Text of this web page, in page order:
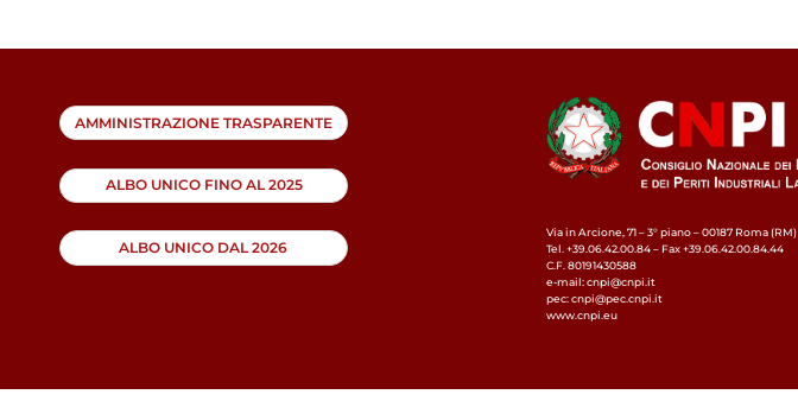
AMMINISTRAZIONE TRASPARENTE
ALBO UNICO FINO AL 2025
ALBO UNICO DAL 2026
Via in Arcione, 71 – 3° piano – 00187 Roma (RM)
Tel. +39.06.42.00.84 – Fax +39.06.42.00.84.44
C.F. 80191430588
e-mail: cnpi@cnpi.it
pec: cnpi@pec.cnpi.it
www.cnpi.eu